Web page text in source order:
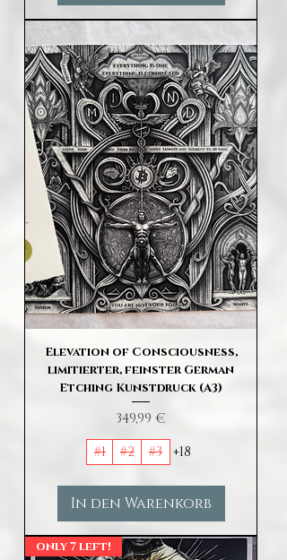
Elevation of Consciousness,
limitierter, feinster German
Etching Kunstdruck (A3)
Preis
349,99 €
#1 #2 #3 +18
In den Warenkorb
only 7 left!